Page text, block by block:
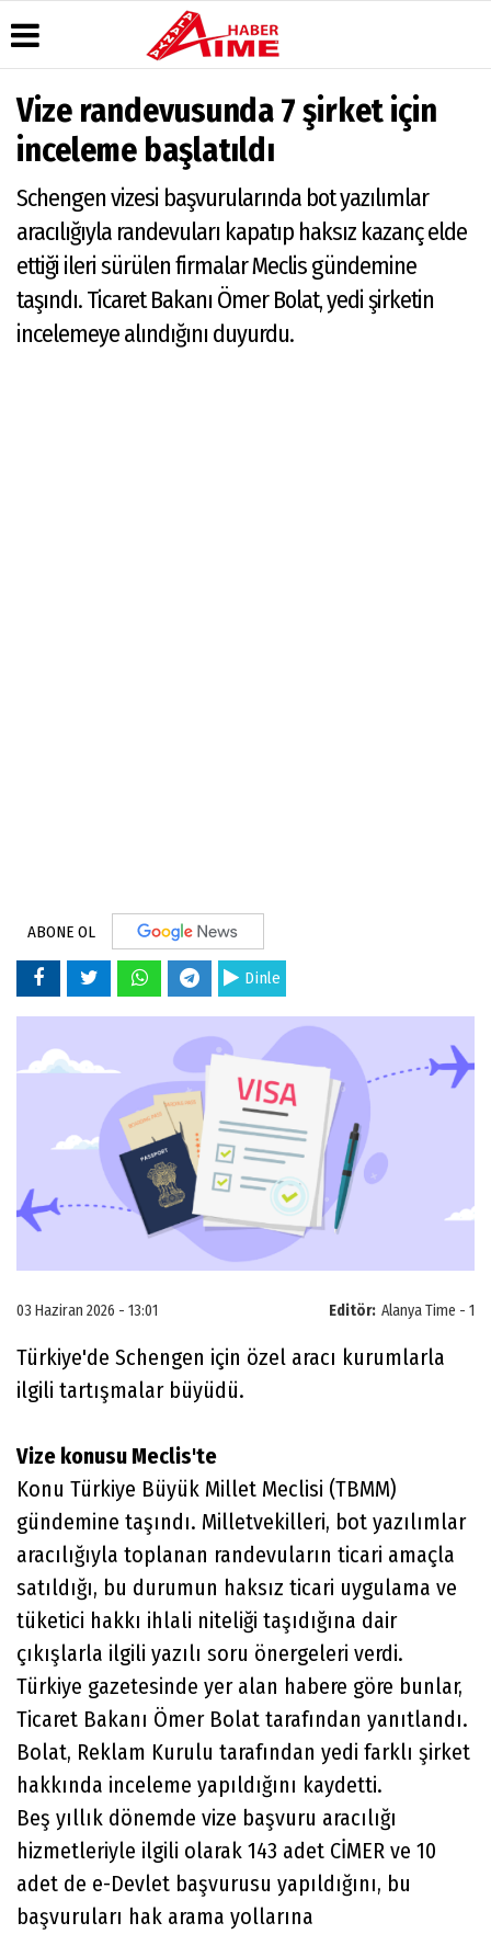
Üye Paneli
Haber
Dergi
Arşivi
Günün
Haberleri
Hava
Durumu
Manşetleri
Anketler
Biyografiler
Köşe
Video
Galeri
Foto
Galeri
AlanyaTime
Moovit
Gazipaşa
& Antalya
Canlı Uçak
Seyir
Takip
Vize randevusunda 7 şirket için
inceleme başlatıldı
Schengen vizesi başvurularında bot yazılımlar
aracılığıyla randevuları kapatıp haksız kazanç elde
ettiği ileri sürülen firmalar Meclis gündemine
taşındı. Ticaret Bakanı Ömer Bolat, yedi şirketin
incelemeye alındığını duyurdu.
ABONE OL
Dinle
Editör: Alanya Time - 1
03 Haziran 2026 - 13:01
Türkiye'de Schengen için özel aracı kurumlarla
ilgili tartışmalar büyüdü.
Vize konusu Meclis'te
Konu Türkiye Büyük Millet Meclisi (TBMM)
gündemine taşındı. Milletvekilleri, bot yazılımlar
aracılığıyla toplanan randevuların ticari amaçla
satıldığı, bu durumun haksız ticari uygulama ve
tüketici hakkı ihlali niteliği taşıdığına dair
çıkışlarla ilgili yazılı soru önergeleri verdi.
Türkiye gazetesinde yer alan habere göre bunlar,
Ticaret Bakanı Ömer Bolat tarafından yanıtlandı.
Bolat, Reklam Kurulu tarafından yedi farklı şirket
hakkında inceleme yapıldığını kaydetti.
Beş yıllık dönemde vize başvuru aracılığı
hizmetleriyle ilgili olarak 143 adet CİMER ve 10
adet de e-Devlet başvurusu yapıldığını, bu
başvuruları hak arama yollarına